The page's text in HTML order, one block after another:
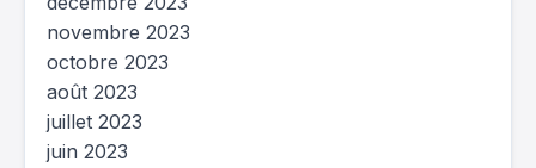
novembre 2023
octobre 2023
août 2023
juillet 2023
juin 2023